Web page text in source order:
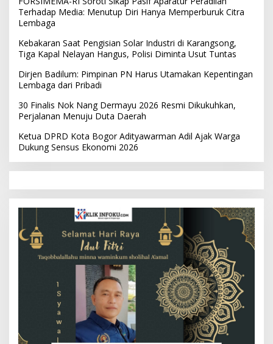
Terhadap Media: Menutup Diri Hanya Memperburuk Citra
Lembaga
Kebakaran Saat Pengisian Solar Industri di Karangsong,
Tiga Kapal Nelayan Hangus, Polisi Diminta Usut Tuntas
Dirjen Badilum: Pimpinan PN Harus Utamakan Kepentingan
Lembaga dari Pribadi
30 Finalis Nok Nang Dermayu 2026 Resmi Dikukuhkan,
Perjalanan Menuju Duta Daerah
Ketua DPRD Kota Bogor Adityawarman Adil Ajak Warga
Dukung Sensus Ekonomi 2026